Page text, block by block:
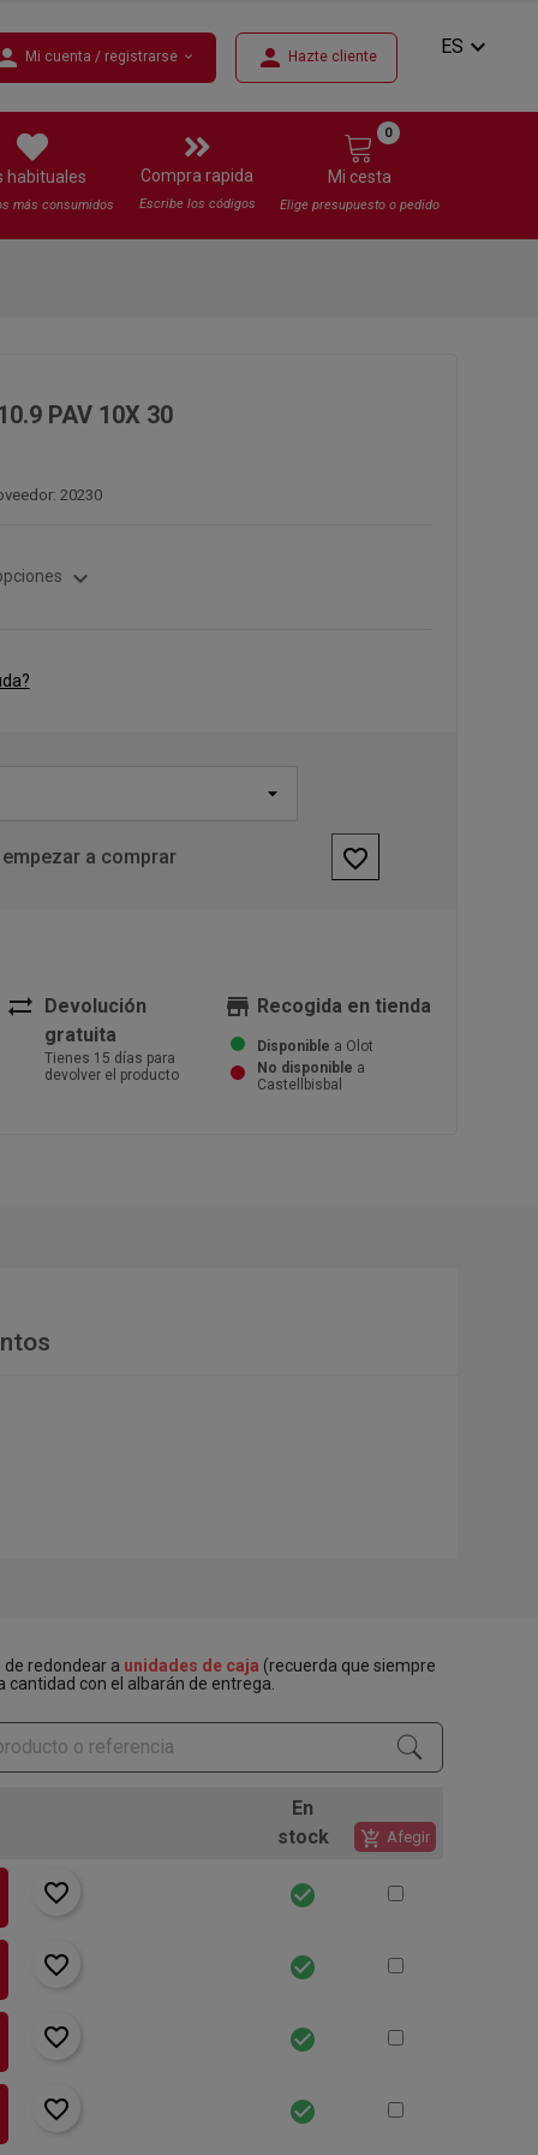
Mi cuenta / registrarse expand_more person Hazte cliente ES expand_more
habituales
más consumidos
Compra rapida
Escribe los códigos
Mi cesta
0
Elige presupuesto o pedido
PAV 10X 30
20230
expand_more
a comprar favorite_border
sync_alt
Devolución
gratuita
Tienes 15 días para
devolver el producto
store Recogida en tienda
Disponible a Olot
No disponible a
Castellbisbal
redondear a unidades de caja (recuerda que siempre
con el albarán de entrega.
En
stock
add_shopping_cart Afegir
favorite_border check_circle
favorite_border check_circle
favorite_border check_circle
favorite_border check_circle